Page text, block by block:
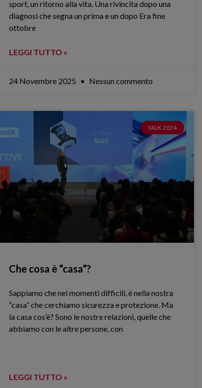
sport, un ritorno alla vita. Una rivincita dopo una
diagnosi che segna un prima e un dopo Era fine
ottobre
LEGGI TUTTO »
24 Novembre 2025 Nessun commento
TALK 2024
Che cosa è “casa”?
Sappiamo che nei momenti difficili, è nella nostra
“casa” che cerchiamo sicurezza e protezione. Ma
la casa cos’è? Sono le nostre relazioni, quelle che
abbiamo con le altre persone, con
LEGGI TUTTO »